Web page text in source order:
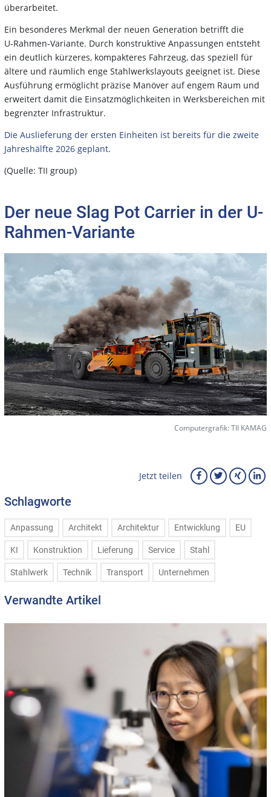
überarbeitet.
Ein besonderes Merkmal der neuen Generation betrifft die
U‑Rahmen‑Variante. Durch konstruktive Anpassungen entsteht
ein deutlich kürzeres, kompakteres Fahrzeug, das speziell für
ältere und räumlich enge Stahlwerkslayouts geeignet ist. Diese
Ausführung ermöglicht präzise Manöver auf engem Raum und
erweitert damit die Einsatzmöglichkeiten in Werksbereichen mit
begrenzter Infrastruktur.
Die Auslieferung der ersten Einheiten ist bereits für die zweite
Jahreshälfte 2026 geplant.
(Quelle: TII group)
Der neue Slag Pot Carrier in der U-
Rahmen-Variante
Computergrafik: TII KAMAG
Jetzt teilen
Schlagworte
Anpassung Architekt Architektur Entwicklung EU
KI Konstruktion Lieferung Service Stahl
Stahlwerk Technik Transport Unternehmen
Verwandte Artikel